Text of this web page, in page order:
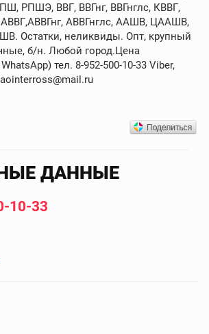
РПШЭ, ВВГ, ВВГнг, ВВГнглс, КВВГ,
АВВГ,АВВГнг, АВВГнглс, ААШВ, ЦААШВ,
Остатки, неликвиды. Опт, крупный
б/н. Любой город.Цена
тел. 8-952-500-10-33 Viber,
ДАННЫЕ
10-33